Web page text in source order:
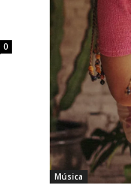
su dirección
0
Música